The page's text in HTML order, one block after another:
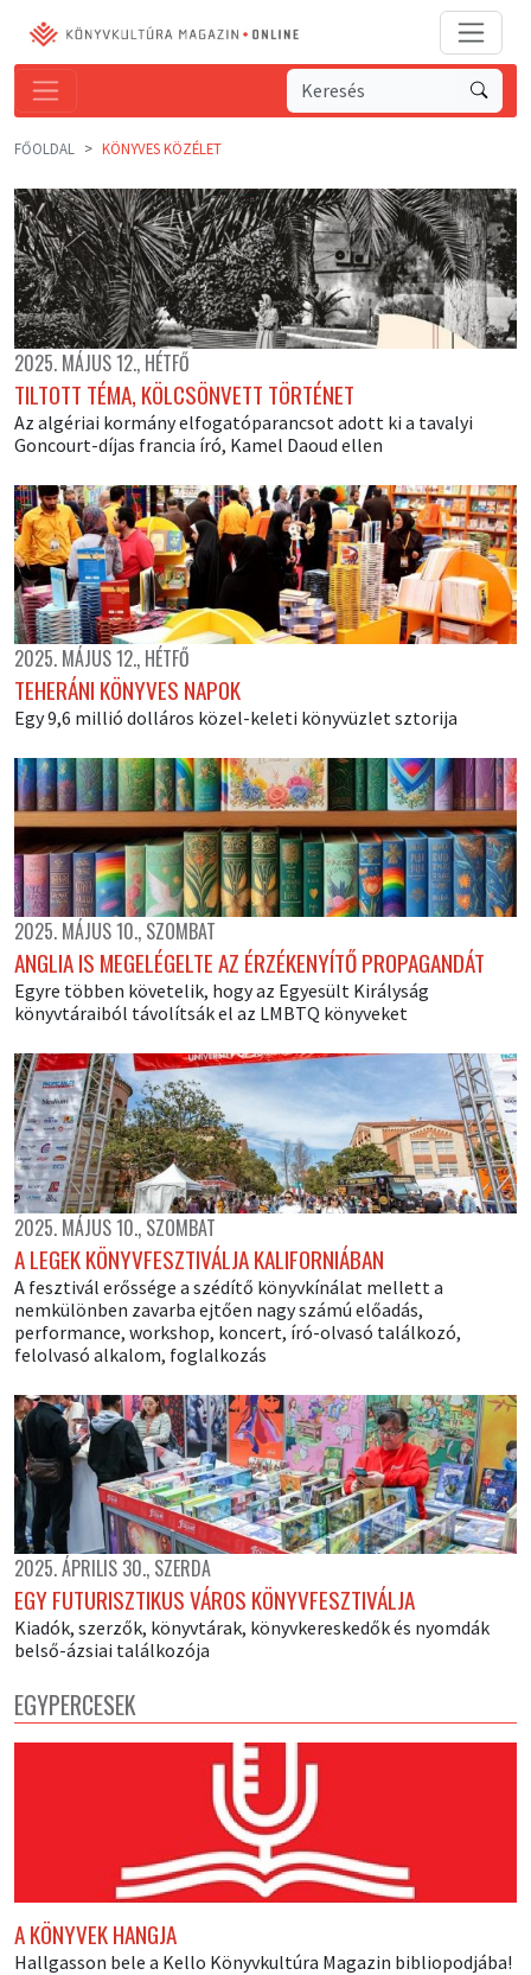
FŐOLDAL KÖNYVES KÖZÉLET
2025. MÁJUS 12., HÉTFŐ
TILTOTT TÉMA, KÖLCSÖNVETT TÖRTÉNET
Az algériai kormány elfogatóparancsot adott ki a tavalyi
Goncourt-díjas francia író, Kamel Daoud ellen
2025. MÁJUS 12., HÉTFŐ
TEHERÁNI KÖNYVES NAPOK
Egy 9,6 millió dolláros közel-keleti könyvüzlet sztorija
2025. MÁJUS 10., SZOMBAT
ANGLIA IS MEGELÉGELTE AZ ÉRZÉKENYÍTŐ PROPAGANDÁT
Egyre többen követelik, hogy az Egyesült Királyság
könyvtáraiból távolítsák el az LMBTQ könyveket
2025. MÁJUS 10., SZOMBAT
A LEGEK KÖNYVFESZTIVÁLJA KALIFORNIÁBAN
A fesztivál erőssége a szédítő könyvkínálat mellett a
nemkülönben zavarba ejtően nagy számú előadás,
performance, workshop, koncert, író-olvasó találkozó,
felolvasó alkalom, foglalkozás
2025. ÁPRILIS 30., SZERDA
EGY FUTURISZTIKUS VÁROS KÖNYVFESZTIVÁLJA
Kiadók, szerzők, könyvtárak, könyvkereskedők és nyomdák
belső-ázsiai találkozója
EGYPERCESEK
A KÖNYVEK HANGJA
Hallgasson bele a Kello Könyvkultúra Magazin bibliopodjába!